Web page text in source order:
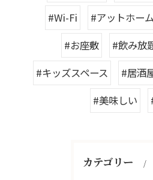
#Wi-Fi
#アットホー
#お座敷
#飲み放
#キッズスペース
#居酒
#美味しい
カテゴリー